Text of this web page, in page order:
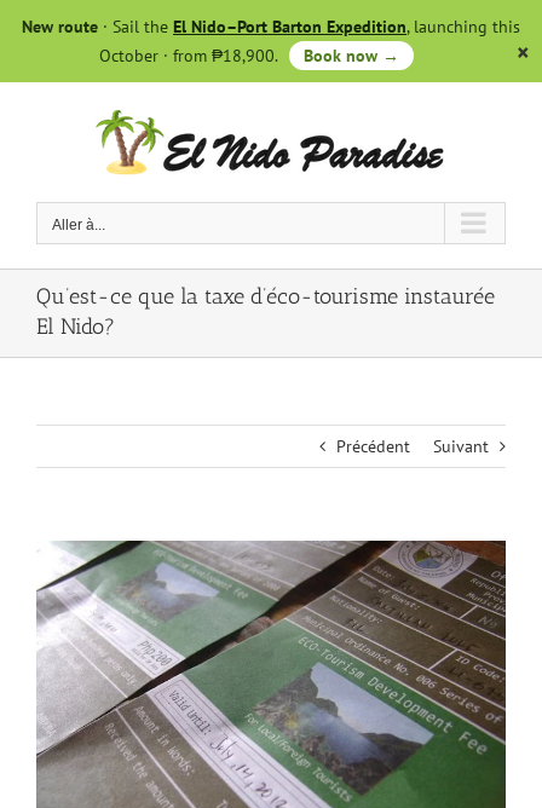
New route · Sail the El Nido–Port Barton Expedition, launching this
October · from ₱18,900.
Book now →
Aller à...
Qu’est-ce que la taxe d’éco-tourisme instaurée
El Nido?
Précédent Suivant